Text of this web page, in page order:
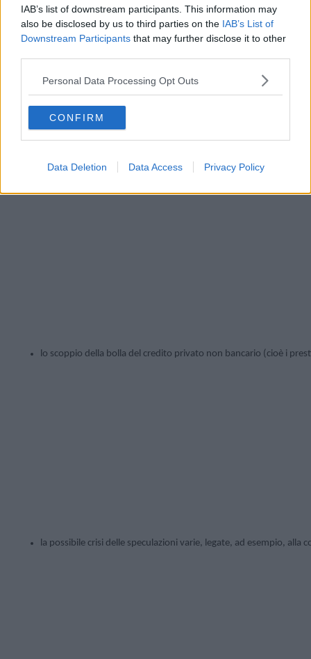
IAB’s list of downstream participants. This information may
also be disclosed by us to third parties on the IAB’s List of
Downstream Participants that may further disclose it to other
Personal Data Processing Opt Outs
CONFIRM
Data Deletion Data Access Privacy Policy
i livelli del debito pubblico dei vari Stati crescono sempre più in
lo scoppio della bolla del credito privato non bancario (cioè i
la possibile crisi delle speculazioni varie, legate, ad esempio, alla